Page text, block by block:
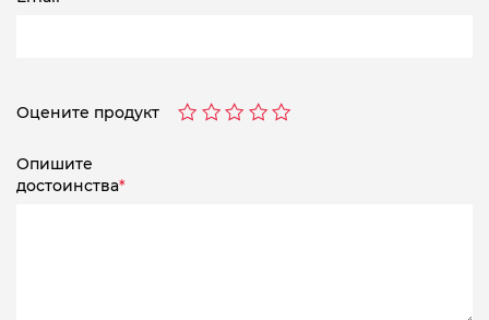
Оцените продукт
Опишите
достоинства*